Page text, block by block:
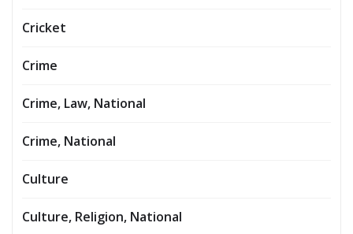
Cricket
Crime
Crime, Law, National
Crime, National
Culture
Culture, Religion, National